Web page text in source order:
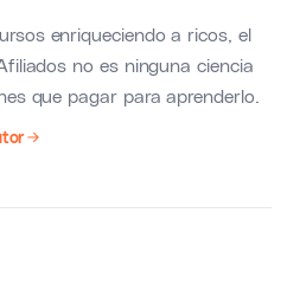
enriqueciendo a ricos, el
no es ninguna ciencia
que pagar para aprenderlo.